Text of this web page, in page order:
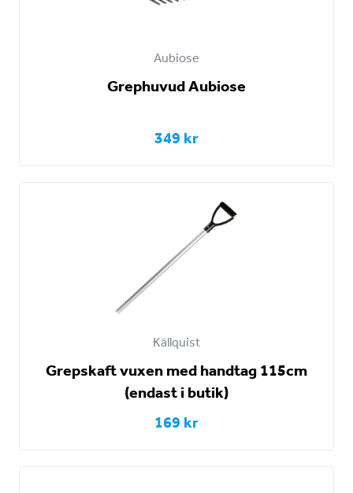
Aubiose
Grephuvud Aubiose
349 kr
Källquist
Grepskaft vuxen med handtag 115cm
(endast i butik)
169 kr